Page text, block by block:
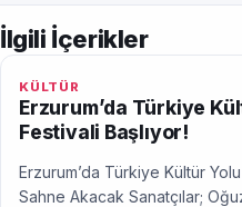
İlgili İçerikler
KÜLTÜR
Erzurum’da Türkiye
Festivali Başlıyor!
Erzurum’da Türkiye Kültür
Sahne Akacak Sanatçılar;